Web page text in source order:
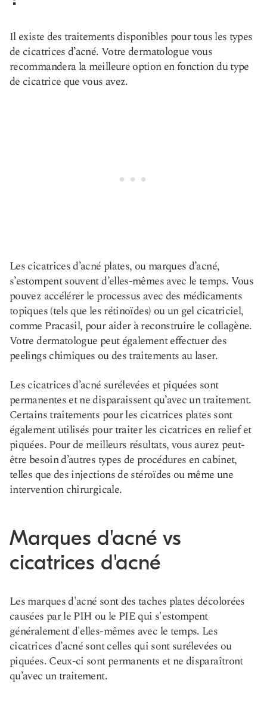
Il existe des traitements disponibles pour tous les types
de cicatrices d’acné. Votre dermatologue vous
recommandera la meilleure option en fonction du type
de cicatrice que vous avez.
Les cicatrices d’acné plates, ou marques d’acné,
s’estompent souvent d’elles-mêmes avec le temps. Vous
pouvez accélérer le processus avec des médicaments
topiques (tels que les rétinoïdes) ou un gel cicatriciel,
comme Pracasil, pour aider à reconstruire le collagène.
Votre dermatologue peut également effectuer des
peelings chimiques ou des traitements au laser.
Les cicatrices d’acné surélevées et piquées sont
permanentes et ne disparaissent qu’avec un traitement.
Certains traitements pour les cicatrices plates sont
également utilisés pour traiter les cicatrices en relief et
piquées. Pour de meilleurs résultats, vous aurez peut-
être besoin d’autres types de procédures en cabinet,
telles que des injections de stéroïdes ou même une
intervention chirurgicale.
Marques d'acné vs
cicatrices d'acné
Les marques d'acné sont des taches plates décolorées
causées par le PIH ou le PIE qui s'estompent
généralement d'elles-mêmes avec le temps. Les
cicatrices d’acné sont celles qui sont surélevées ou
piquées. Ceux-ci sont permanents et ne disparaîtront
qu’avec un traitement.